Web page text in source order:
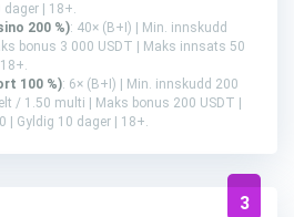
| 18+.
200 %): 40× (B+I) | Min. innskudd
bonus 3 000 USDT | Maks innsats 50
100 %): 6× (B+I) | Min. innskudd 200
/ 1.50 multi | Maks bonus 200 USDT |
| Gyldig 10 dager | 18+.
3